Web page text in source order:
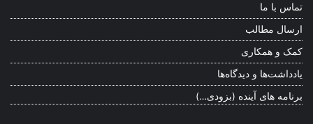
تماس با ما
ارسال مطالب
کمک و همکاری
یادداشت‌ها و دیدگاه‌ها
برنامه های آینده (بزودی…)